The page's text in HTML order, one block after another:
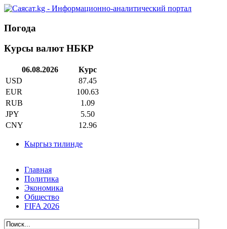
Погода
Курсы валют НБКР
06.08.2026
Курс
USD
87.45
EUR
100.63
RUB
1.09
JPY
5.50
CNY
12.96
Кыргыз тилинде
Главная
Политика
Экономика
Общество
FIFA 2026